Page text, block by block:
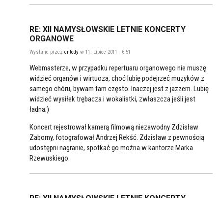
RE: XII NAMYSŁOWSKIE LETNIE KONCERTY
ORGANOWE
Wysłane przez entedy w 11. Lipiec 2011 - 6:51
Webmasterze, w przypadku repertuaru organowego nie muszę
widzieć organów i wirtuoza, choć lubię podejrzeć muzyków z
samego chóru, bywam tam często. Inaczej jest z jazzem. Lubię
widzieć wysiłek trębacza i wokalistki, zwłaszcza jeśli jest
ładna;)
Koncert rejestrował kamerą filmową niezawodny Zdzisław
Zaborny, fotografował Andrzej Rekść. Zdzisław z pewnością
udostępni nagranie, spotkać go można w kantorze Marka
Rzewuskiego.